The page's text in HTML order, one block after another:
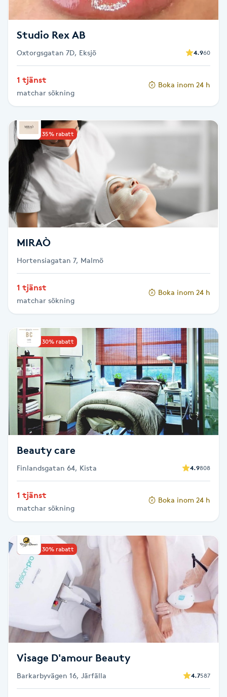
HIFU
Hollywood Peel
Hot Stone Massage
Hot yoga
Hudföryngring
Huduppstramning
Hudvård
Hyaluronsyra
Hårbottenbehandling
Hårförlängning
Hårvård
Hälsa
Hälsprickor
Idrottsmassage
IPL
IPL hårborttagning
IR-massage
K
K18
Studio Rex AB
Oxtorgsgatan 7D, Eksjö 4.960
1 tjänst
matchar sökning
Boka inom 24 h
Upp till 35% rabatt
MIRAÒ
Hortensiagatan 7, Malmö
1 tjänst
matchar sökning
Boka inom 24 h
Upp till 30% rabatt
Beauty care
Finlandsgatan 64, Kista 4.9808
1 tjänst
matchar sökning
Boka inom 24 h
Upp till 30% rabatt
Visage D'amour Beauty
Barkarbyvägen 16, Järfälla 4.7587